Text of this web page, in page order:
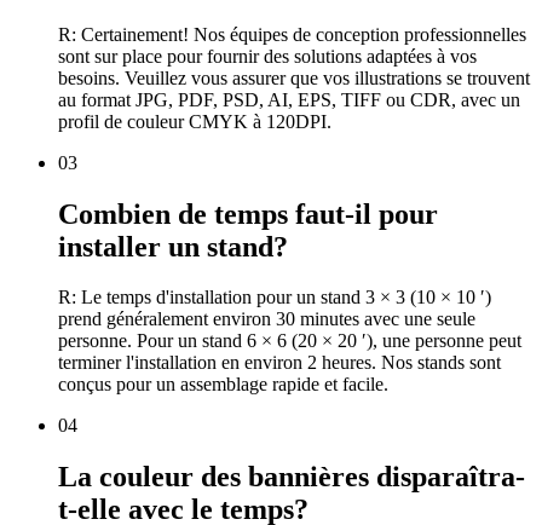
R: Certainement! Nos équipes de conception professionnelles
sont sur place pour fournir des solutions adaptées à vos
besoins. Veuillez vous assurer que vos illustrations se trouvent
au format JPG, PDF, PSD, AI, EPS, TIFF ou CDR, avec un
profil de couleur CMYK à 120DPI.
03
Combien de temps faut-il pour
installer un stand?
R: Le temps d'installation pour un stand 3 × 3 (10 × 10 ′)
prend généralement environ 30 minutes avec une seule
personne. Pour un stand 6 × 6 (20 × 20 ′), une personne peut
terminer l'installation en environ 2 heures. Nos stands sont
conçus pour un assemblage rapide et facile.
04
La couleur des bannières disparaîtra-
t-elle avec le temps?